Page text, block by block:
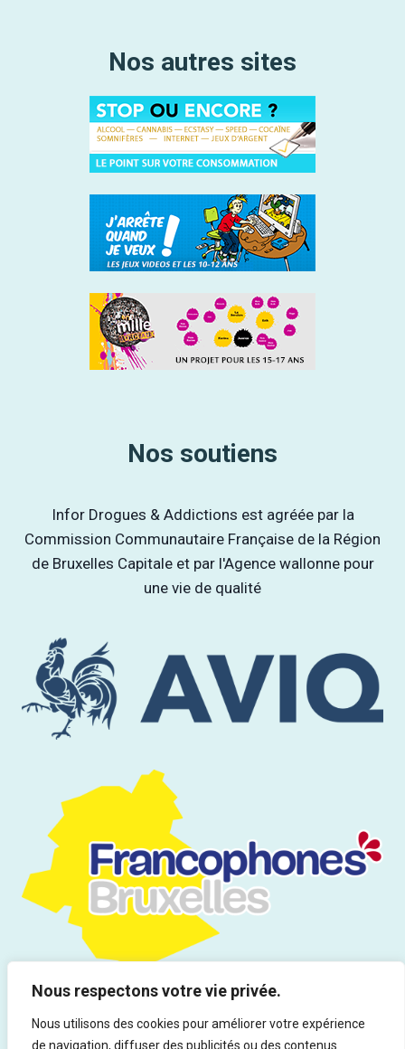
Nous respectons votre vie privée.
Nous utilisons des cookies pour améliorer votre expérience
de navigation, diffuser des publicités ou des contenus
Nos autres sites
Nos soutiens
Infor Drogues & Addictions est agréée par la
Commission Communautaire Française de la Région
de Bruxelles Capitale et par l'Agence wallonne pour
une vie de qualité